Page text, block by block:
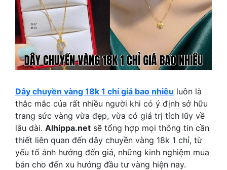
Dây chuyền vàng 18k 1 chỉ giá bao nhiêu luôn là
thắc mắc của rất nhiều người khi có ý định sở hữu
trang sức vàng vừa đẹp, vừa có giá trị tích lũy về
lâu dài. Alhippa.net sẽ tổng hợp mọi thông tin cần
thiết liên quan đến dây chuyền vàng 18k 1 chỉ, từ
yếu tố ảnh hưởng đến giá, những kinh nghiệm mua
bán cho đến xu hướng đầu tư vàng hiện nay.